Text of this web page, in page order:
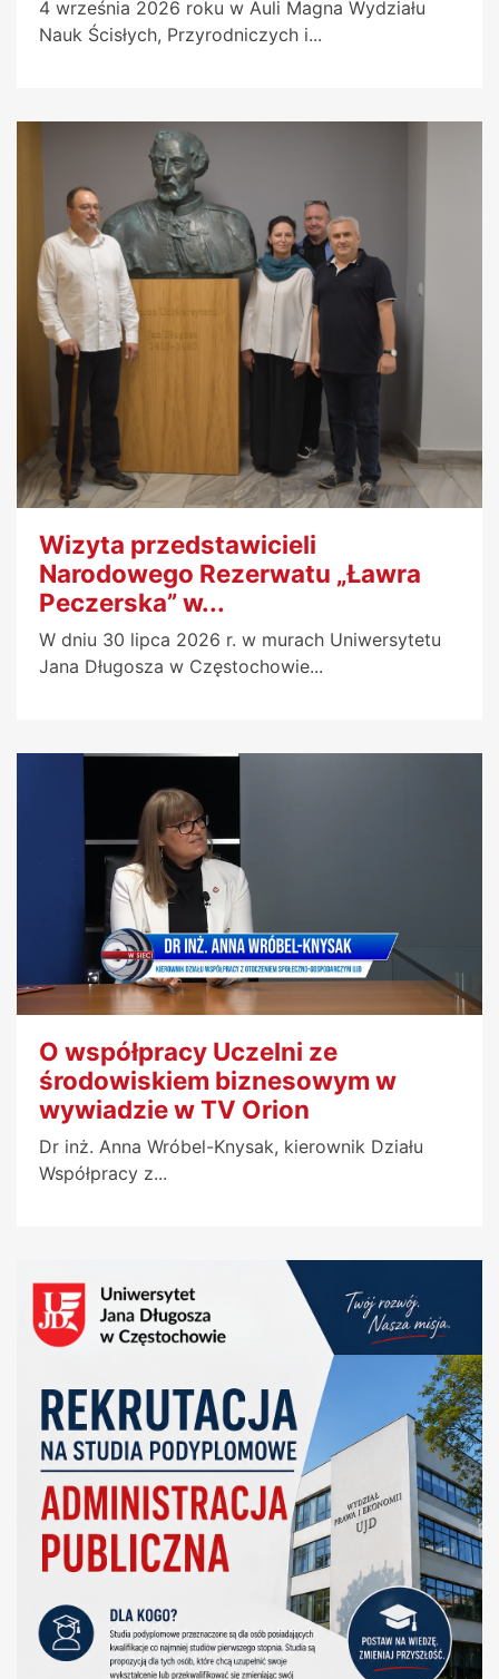
4 września 2026 roku w Auli Magna Wydziału
Nauk Ścisłych, Przyrodniczych i...
Wizyta przedstawicieli
Narodowego Rezerwatu „Ławra
Peczerska” w...
W dniu 30 lipca 2026 r. w murach Uniwersytetu
Jana Długosza w Częstochowie...
O współpracy Uczelni ze
środowiskiem biznesowym w
wywiadzie w TV Orion
Dr inż. Anna Wróbel-Knysak, kierownik Działu
Współpracy z...